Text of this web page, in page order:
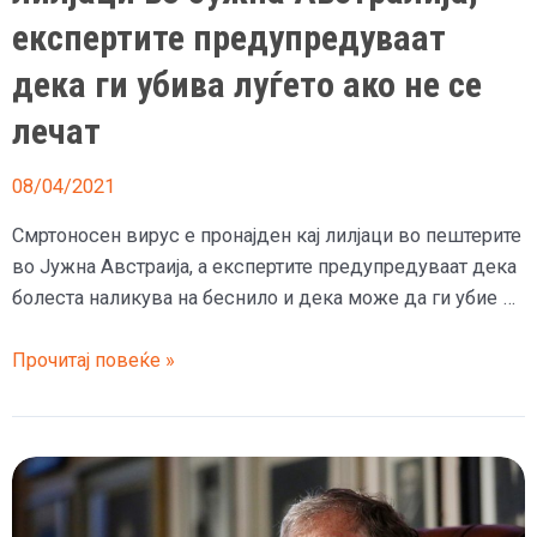
експертите предупредуваат
дека ги убива луѓето ако не се
лечат
08/04/2021
Смртоносен вирус е пронајден кај лилјаци во пештерите
во Јужна Австраија, а експертите предупредуваат дека
болеста наликува на беснило и дека може да ги убие …
Опасен
откриен
кај
лилјаци
во
Прочитај повеќе »